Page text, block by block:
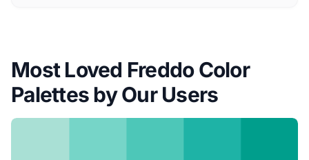
Most Loved Freddo Color
Palettes by Our Users